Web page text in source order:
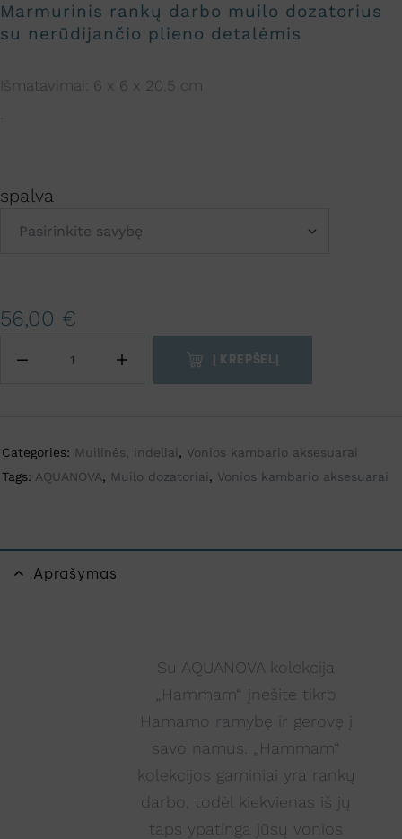
Marmurinis rankų darbo muilo dozatorius
su nerūdijančio plieno detalėmis
Išmatavimai: 6 x 6 x 20.5 cm
spalva
56,00 €
Į KREPŠELĮ
l
t
i
:
Categories: Muilinės, indeliai, Vonios kambario aksesuarai
Tags: AQUANOVA, Muilo dozatoriai, Vonios kambario aksesuarai
Aprašymas
Su AQUANOVA kolekcija
„Hammam“ įnešite tikro
Hamamo ramybę ir gerovę į
savo namus. „Hammam“
kolekcijos gaminiai yra rankų
darbo, todėl kiekvienas iš jų
taps ypatinga jūsų vonios